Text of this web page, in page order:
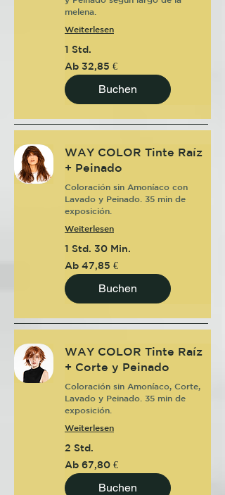
melena.
Weiterlesen
1 Std.
Ab
32,85
Euro
Ab 32,85 €
Buchen
WAY COLOR Tinte Raíz
+ Peinado
Coloración sin Amoníaco con
Lavado y Peinado. 35 min de
exposición.
Weiterlesen
1 Std. 30 Min.
Ab
47,85
Euro
Ab 47,85 €
Buchen
WAY COLOR Tinte Raíz
+ Corte y Peinado
Coloración sin Amoníaco, Corte,
Lavado y Peinado. 35 min de
exposición.
Weiterlesen
2 Std.
Ab
67,80
Euro
Ab 67,80 €
Buchen